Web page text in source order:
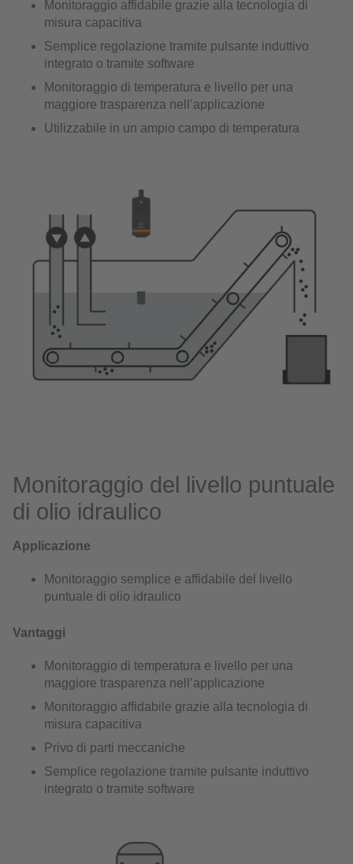
Monitoraggio affidabile grazie alla tecnologia di
misura capacitiva
Semplice regolazione tramite pulsante induttivo
integrato o tramite software
Monitoraggio di temperatura e livello per una
maggiore trasparenza nell’applicazione
Utilizzabile in un ampio campo di temperatura
Monitoraggio del livello puntuale
di olio idraulico
Applicazione
Monitoraggio semplice e affidabile del livello
puntuale di olio idraulico
Vantaggi
Monitoraggio di temperatura e livello per una
maggiore trasparenza nell’applicazione
Monitoraggio affidabile grazie alla tecnologia di
misura capacitiva
Privo di parti meccaniche
Semplice regolazione tramite pulsante induttivo
integrato o tramite software